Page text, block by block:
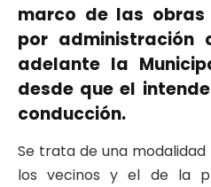
marco de las
por administración
adelante la
desde que el
conducción.
Se trata de una
los vecinos y el de la